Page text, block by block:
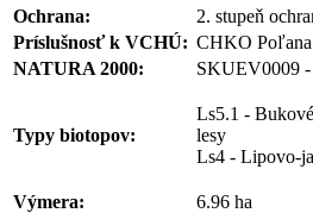
Ochrana:
2. stupeň
Príslušnosť k VCHÚ: CHKO Poľana
NATURA 2000:
SKUEV0009 -
Typy biotopov:
Ls5.1 -
lesy
Ls4 - Lipovo-
Výmera:
6.96 ha